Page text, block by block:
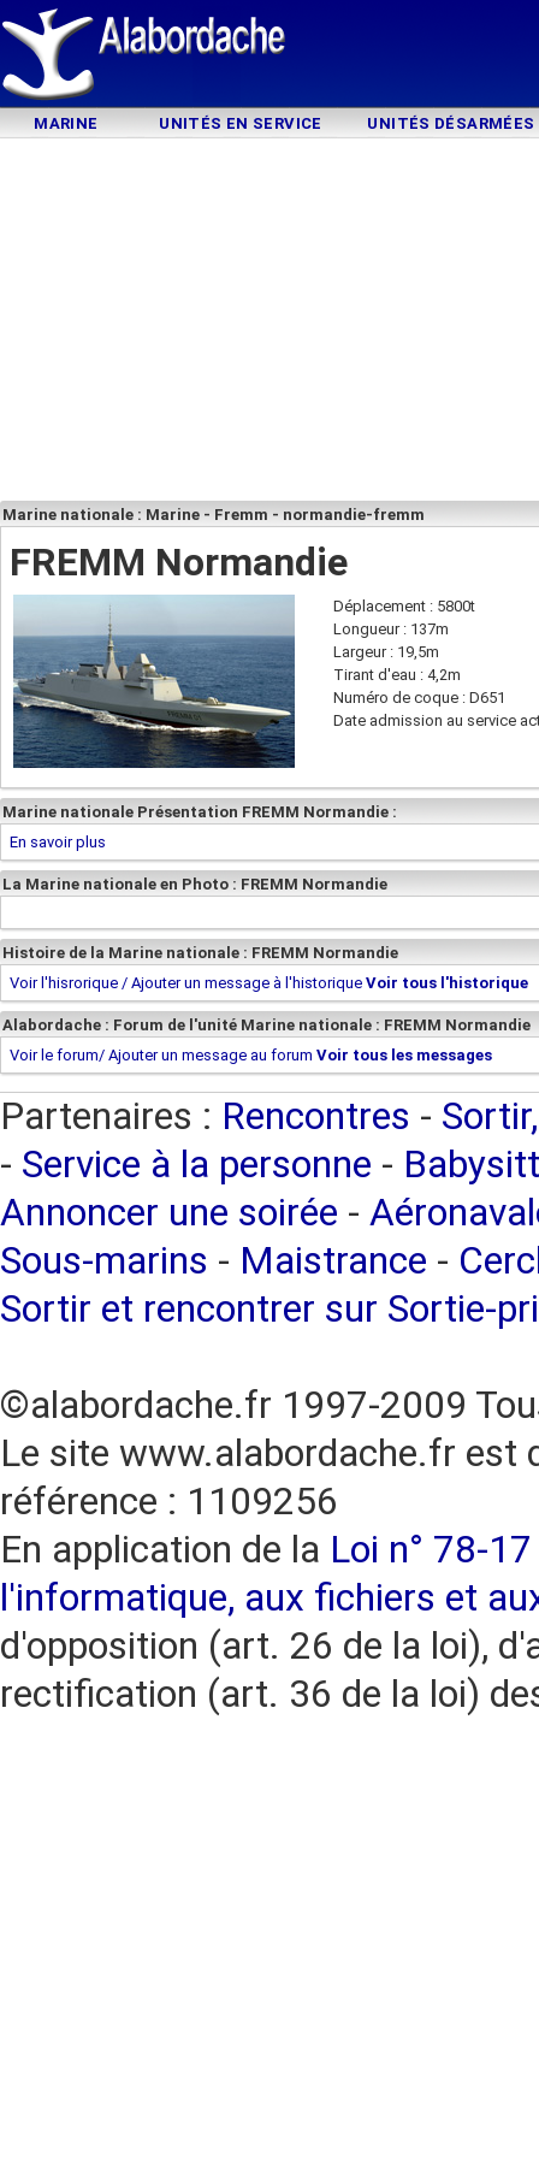
MARINE UNITÉS EN SERVICE UNITÉS DÉSARMÉES
Marine nationale : Marine - Fremm - normandie-fremm
FREMM Normandie
Déplacement : 5800t
Longueur : 137m
Largeur : 19,5m
Tirant d'eau : 4,2m
Numéro de coque : D651
Date admission au service
Marine nationale Présentation FREMM Normandie :
En savoir plus
La Marine nationale en Photo : FREMM Normandie
Histoire de la Marine nationale : FREMM Normandie
Voir l'hisrorique / Ajouter un message à l'historique Voir tous l'historique
Alabordache : Forum de l'unité Marine nationale : FREMM Normandie
Voir le forum/ Ajouter un message au forum Voir tous les messages
Partenaires : Rencontres -
- Service à la personne -
Annoncer une soirée -
Sous-marins - Maistrance -
Sortir et rencontrer sur Sortie-
©alabordache.fr 1997-2009
Le site www.alabordache.fr est
référence : 1109256
En application de la Loi n° 78-
l'informatique, aux fichiers et
d'opposition (art. 26 de la loi),
rectification (art. 36 de la loi)